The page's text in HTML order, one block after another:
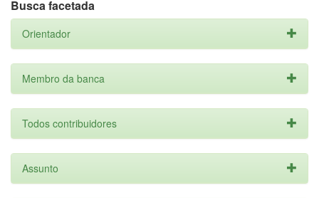
Busca facetada
Orientador
Membro da banca
Todos contribuidores
Assunto